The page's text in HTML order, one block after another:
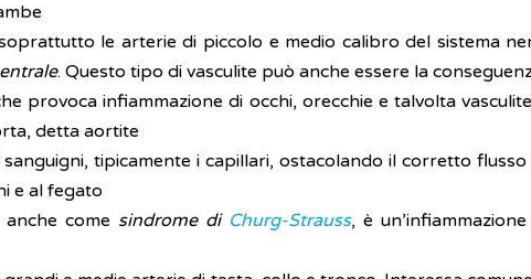
le arterie di piccolo e medio calibro del sistema
. Questo tipo di vasculite può anche essere la
provoca infiammazione di occhi, orecchie e talvolta
detta aortite
sanguigni, tipicamente i capillari, ostacolando il corretto
e al fegato
come sindrome di Churg-Strauss, è